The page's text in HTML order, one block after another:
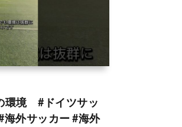
環境 #ドイツサッ
海外サッカー #海外